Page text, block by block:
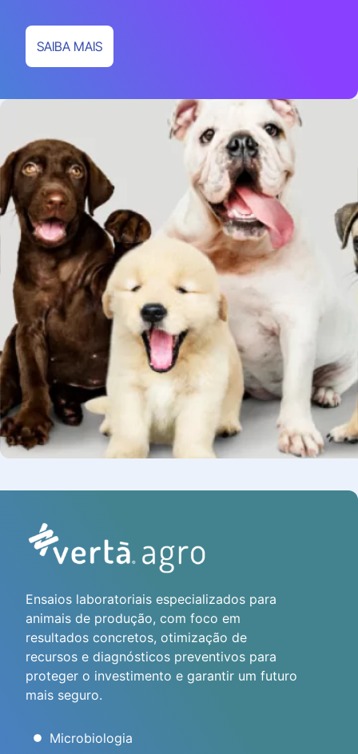
SAIBA MAIS
Ensaios laboratoriais especializados para
animais de produção, com foco em
resultados concretos, otimização de
recursos e diagnósticos preventivos para
proteger o investimento e garantir um futuro
mais seguro.
Microbiologia